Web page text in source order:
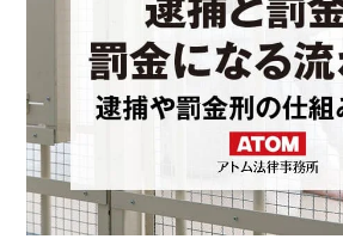
家族が逮捕された方はこちら
アトムについて 知りたい方